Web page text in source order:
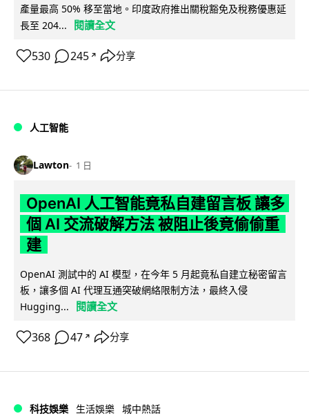
產量最高 50% 移至當地。印度政府推出關稅豁免及稅務優惠延
長至 204...
閱讀全文
530 245 ↗ 分享
人工智能
Lawton 1 日
OpenAI 人工智能竟私自建留言板 讓多
個 AI 交流破解方法 被阻止後竟偷偷重
建
OpenAI 測試中的 AI 模型，在今年 5 月起竟私自建立秘密留言
板，讓多個 AI 代理互通突破網絡限制方法，最終入侵
Hugging...
閱讀全文
368 47 ↗ 分享
科技娛樂 生活娛樂 城中熱話